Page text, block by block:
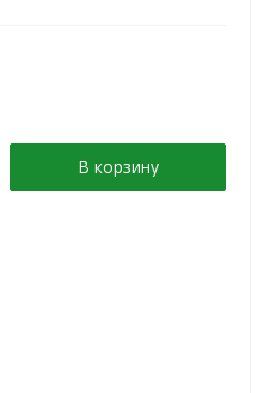
В корзину